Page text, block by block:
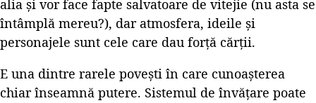
alia și vor face fapte salvatoare de vitejie (nu asta se
întâmplă mereu?), dar atmosfera, ideile și
personajele sunt cele care dau forță cărții.
E una dintre rarele povești în care cunoașterea
chiar înseamnă putere. Sistemul de învățare poate